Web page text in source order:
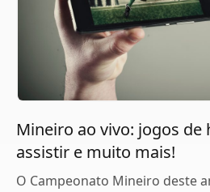
Mineiro ao vivo: jogos de
assistir e muito mais!
O Campeonato Mineiro deste